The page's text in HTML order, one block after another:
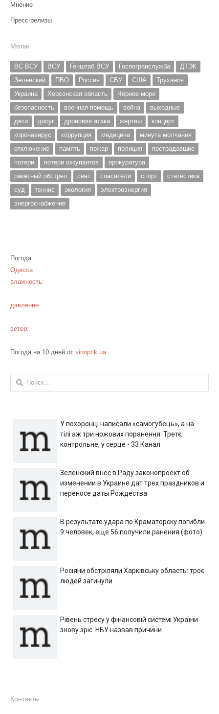
Мнение
Пресс-релизы
Метки
ВС ВСУ ВСУ Генштаб ВСУ Госпогранслужба
ДТЭК
Зеленский
ПВО Россия СБУ США
Труханов
Украина
Херсонская область
Чёрное море
безопасность
военная помощь война
выходные
дети
досуг дроновая атака жертвы
концерт
коронавирус
коррупция медицина
минута молчания
отключение
память пожар полиция
пострадавшие
потери
потери оккупантов
прокуратура
ракетный обстрел
свет спасатели спорт
статистика
суд
теннис экология
электроэнергия
энергоснабжение
Погода
Одесса
влажность:
давление:
ветер:
Погода на 10 дней от sinoptik.ua
Найти:
У похоронці написали «самогубець», а на
тілі аж три ножових поранення. Третє,
контрольне, у серце - 33 Канал
Зеленский внес в Раду законопроект об
изменении в Украине дат трех праздников и
переносе даты Рождества
В результате удара по Краматорску погибли
9 человек, еще 56 получили ранения (фото)
Росіяни обстріляли Харківську область: троє
людей загинули
Рівень стресу у фінансовій системі України
знову зріс: НБУ назвав причини
Контакты